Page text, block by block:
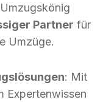
Partner für
Umzüge.
: Mit
Expertenwissen